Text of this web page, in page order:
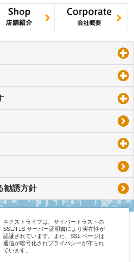
勧誘方針
ネクストライフは、サイバートラストの
SSL/TLS サーバー証明書により実在性が
認証されています。また、SSL ページは
通信が暗号化されプライバシーが守られ
ています。